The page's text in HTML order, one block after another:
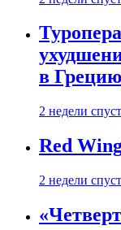
в Грецию
2 недели
Red
2 недели